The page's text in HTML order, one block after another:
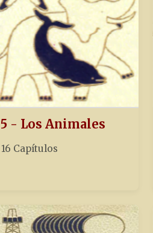
5 - Los Animales
16 Capítulos